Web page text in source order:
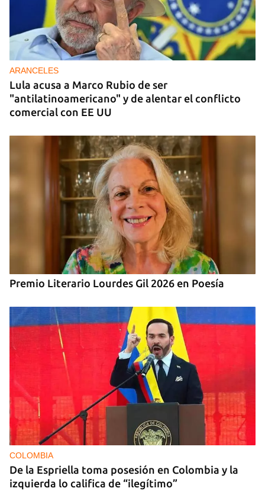
DONACIONES
China entrega otros 5.000 sistemas fotovoltaicos
para zonas rurales de Cuba
ARANCELES
Lula acusa a Marco Rubio de ser
"antilatinoamericano" y de alentar el conflicto
comercial con EE UU
Premio Literario Lourdes Gil 2026 en Poesía
COLOMBIA
De la Espriella toma posesión en Colombia y la
izquierda lo califica de “ilegítimo”